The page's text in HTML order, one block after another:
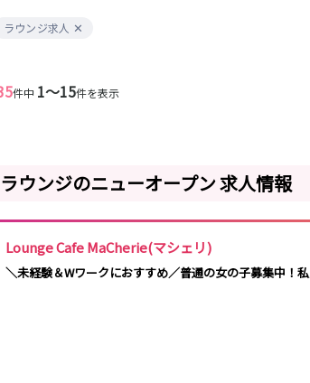
ラウンジ求人
件中 1〜15件を表示
ラウンジのニューオープン 求人情報
Lounge Cafe MaCherie(マシェリ)
＼未経験＆Wワークにおすすめ／普通の女の子募集中
和歌山市
該当求人 0
祇園四条駅
心斎橋駅
貴
和歌山駅
(琵
草津駅 石山駅 彦根駅